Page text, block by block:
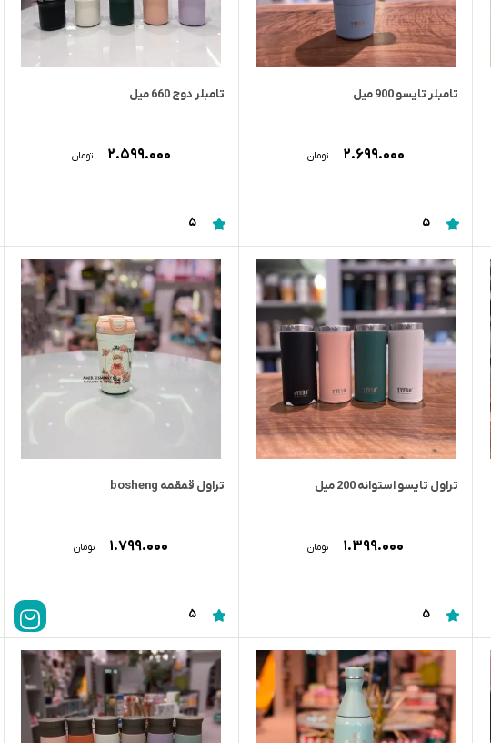
تامبلر تایسو 900 میل
۲.۶۹۹.۰۰۰ تومان
5
تامبلر دوج 660 میل
۲.۵۹۹.۰۰۰ تومان
5
تراول تایسو استوانه 200 میل
۱.۳۹۹.۰۰۰ تومان
5
تراول قمقمه bosheng
۱.۷۹۹.۰۰۰ تومان
5